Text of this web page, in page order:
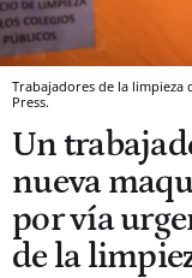
Trabajadores de la limpieza
Press.
Un
nueva
por vía
de la